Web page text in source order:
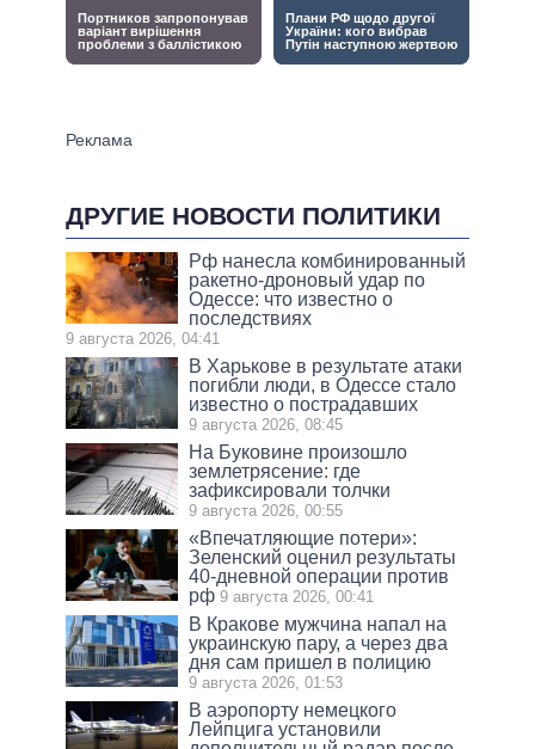
ДРУГИЕ НОВОСТИ ПОЛИТИКИ
Рф нанесла комбинированный
ракетно-дроновый удар по
Одессе: что известно о
последствиях
9 августа 2026, 04:41
В Харькове в результате атаки
погибли люди, в Одессе стало
известно о пострадавших
9 августа 2026, 08:45
На Буковине произошло
землетрясение: где
зафиксировали толчки
9 августа 2026, 00:55
«Впечатляющие потери»:
Зеленский оценил результаты
40-дневной операции против
рф 9 августа 2026, 00:41
В Кракове мужчина напал на
украинскую пару, а через два
дня сам пришел в полицию
9 августа 2026, 01:53
В аэропорту немецкого
Лейпцига установили